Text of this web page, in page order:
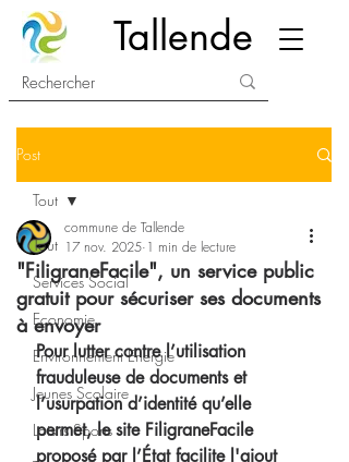
Tallende
Post
Tout
Services Social
Economie
Environnement Energie
Jeunes Scolaire
Loisirs Sports
Tout
"FiligraneFacile", un service public
gratuit pour sécuriser ses documents
à envoyer
commune de Tallende
17 nov. 2025 1 min de lecture
Pour lutter contre l’utilisation
frauduleuse de documents et
l’usurpation d’identité qu’elle
permet, le site FiligraneFacile
proposé par l’État facilite l'ajout